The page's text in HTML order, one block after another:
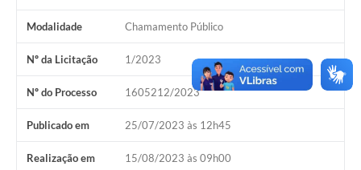
Modalidade Chamamento Público
Nº da Licitação 1/2023
Nº do Processo 1605212/2023
Publicado em 25/07/2023 às 12h45
Realização em 15/08/2023 às 09h00